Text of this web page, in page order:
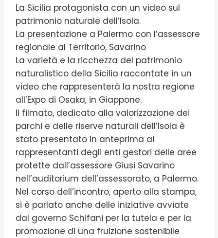
La Sicilia protagonista con un video sul
patrimonio naturale dell’Isola.
La presentazione a Palermo con l’assessore
regionale al Territorio, Savarino
La varietà e la ricchezza del patrimonio
naturalistico della Sicilia raccontate in un
video che rappresenterà la nostra regione
all’Expo di Osaka, in Giappone.
Il filmato, dedicato alla valorizzazione dei
parchi e delle riserve naturali dell’Isola è
stato presentato in anteprima ai
rappresentanti degli enti gestori delle aree
protette dall’assessore Giusi Savarino
nell’auditorium dell’assessorato, a Palermo.
Nel corso dell’incontro, aperto alla stampa,
si è parlato anche delle iniziative avviate
dal governo Schifani per la tutela e per la
promozione di una fruizione sostenibile